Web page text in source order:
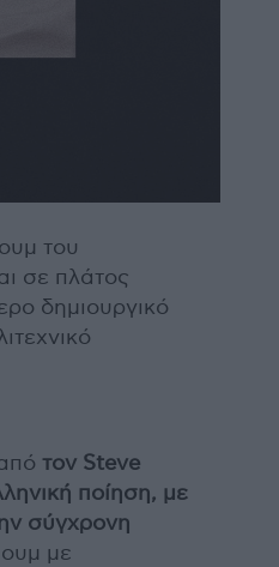
του
σε πλάτος
δημιουργικό
τον Steve
ποίηση, με
σύγχρονη
με